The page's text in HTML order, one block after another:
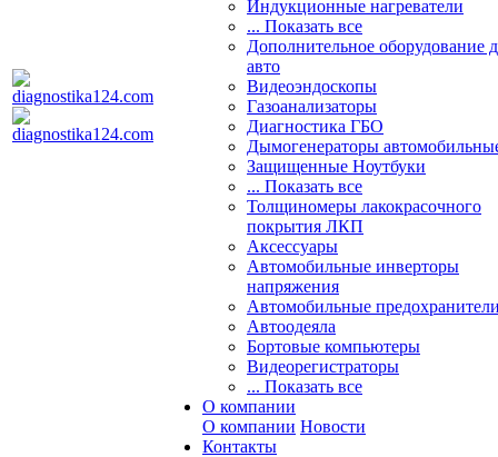
Индукционные нагреватели
... Показать все
Дополнительное оборудование
авто
Видеоэндоскопы
Газоанализаторы
Диагностика ГБО
Дымогенераторы
Защищенные Ноутбуки
... Показать все
Толщиномеры лакокрасочного
покрытия ЛКП
Аксессуары
Автомобильные инверторы
напряжения
Автомобильные
Автоодеяла
Бортовые компьютеры
Видеорегистраторы
... Показать все
О компании
О компании Новости
Контакты